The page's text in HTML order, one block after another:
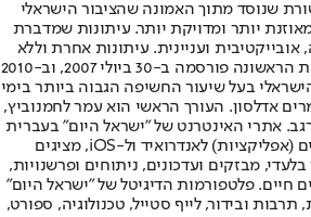
שנוסד מתוך האמונה שהציבור הישראלי
יותר ומדויקת יותר. עיתונות שמדברת
אובייקטיבית ועניינית. עיתונות אחרת וללא
תשלום. המהדורה המודפסת הראשונה פורסמה ב-30 ביולי 2007, וב-2010
בעל שיעור החשיפה הגבוה ביותר בימי
אדלסון. העורך הראשי הוא עמר לחמנוביץ,
אתרי האינטרנט של "ישראל היום" בעברית
ובאנגלית, כמו כן היישומונים (אפליקציות) לאנדרואיד ול-iOS, מציגים
מבזקים ועדכונים, ניתוחים ופרשנויות,
חיים. פלטפורמות הדיגיטל של "ישראל היום"
תרבות ובידור, לייף סטייל, טכנולוגיה, ספורט,